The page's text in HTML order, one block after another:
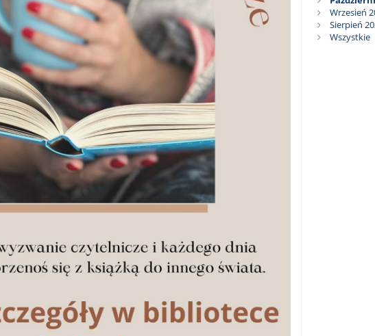
Wrzesień
Sierpień
Wszystkie